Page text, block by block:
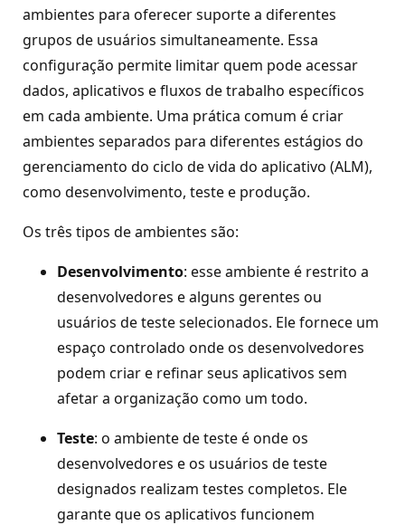
ambientes para oferecer suporte a diferentes
grupos de usuários simultaneamente. Essa
configuração permite limitar quem pode acessar
dados, aplicativos e fluxos de trabalho específicos
em cada ambiente. Uma prática comum é criar
ambientes separados para diferentes estágios do
gerenciamento do ciclo de vida do aplicativo (ALM),
como desenvolvimento, teste e produção.
Os três tipos de ambientes são:
Desenvolvimento: esse ambiente é restrito a
desenvolvedores e alguns gerentes ou
usuários de teste selecionados. Ele fornece um
espaço controlado onde os desenvolvedores
podem criar e refinar seus aplicativos sem
afetar a organização como um todo.
Teste: o ambiente de teste é onde os
desenvolvedores e os usuários de teste
designados realizam testes completos. Ele
garante que os aplicativos funcionem